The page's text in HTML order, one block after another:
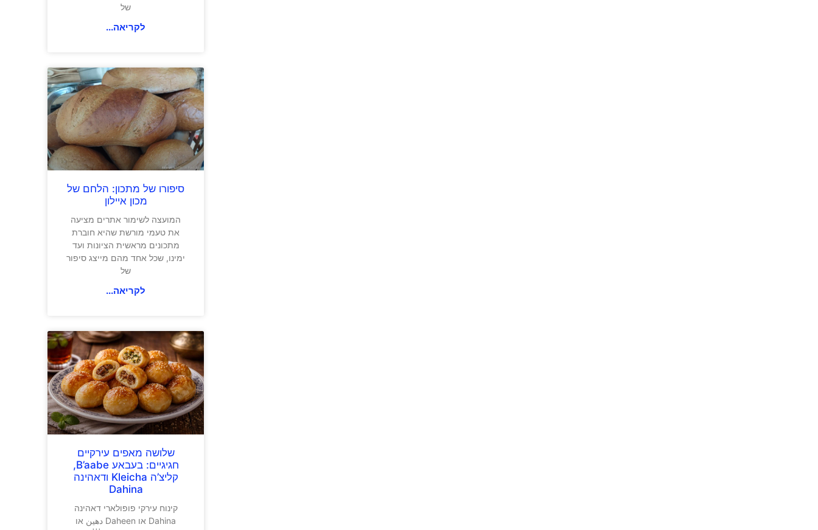
של
לקריאה...
סיפורו של מתכון: הלחם של
מכון איילון
המועצה לשימור אתרים מציעה
את טעמי מורשת שהיא חוברת
מתכונים מראשית הציונות ועד
ימינו, שכל אחד מהם מייצג סיפור
של
לקריאה...
שלושה מאפים עירקיים
חגיגיים: בעבאע B’aabe,
קליצ’ה Kleicha ודאהינה
Dahina
קינוח עירקי פופולארי דאהינה
Dahina או Daheen دهين או